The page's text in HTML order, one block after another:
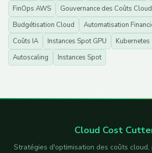
FinOps AWS
Gouvernance des Coûts Cloud
Budgétisation Cloud
Automatisation
Coûts IA
Instances Spot GPU Kubernetes
Autoscaling
Instances Spot
Cloud Cost
Stratégies d'optimisation des coûts cloud,